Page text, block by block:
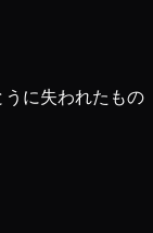
に失われたもの